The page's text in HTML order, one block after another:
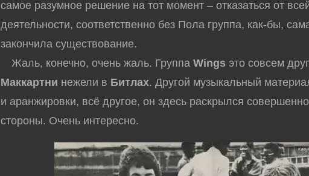
самое разумное решение на тот момент – отказаться от
деятельности, соответственно без Пола группа, как-бы,
закончила существование.
Жаль, конечно, очень жаль. ГруппаWings это совсем
Маккартни нежели в Битлах. Другой музыкальный
и аранжировки, всё другое, он здесь раскрылся
стороны. Очень интересно.